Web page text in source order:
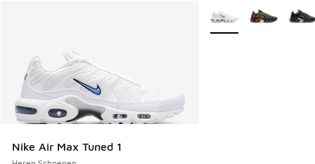
Nike Air Max Tuned 1
Meer kleuren